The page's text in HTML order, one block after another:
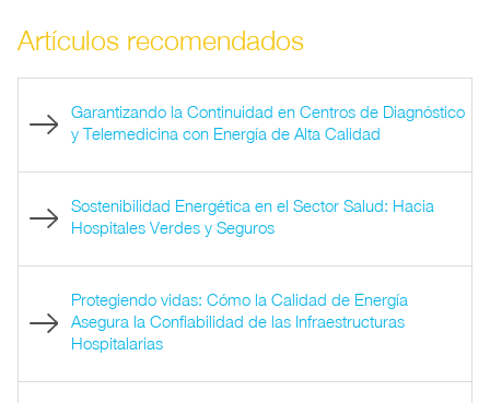
Artículos recomendados
Garantizando la Continuidad en Centros de Diagnóstico
y Telemedicina con Energía de Alta Calidad
Sostenibilidad Energética en el Sector Salud: Hacia
Hospitales Verdes y Seguros
Protegiendo vidas: Cómo la Calidad de Energía
Asegura la Confiabilidad de las Infraestructuras
Hospitalarias